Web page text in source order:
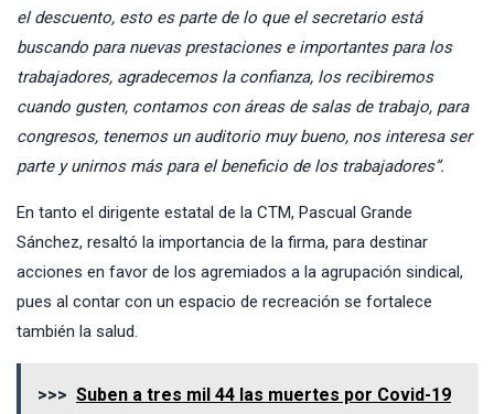
el descuento, esto es parte de lo que el secretario está
buscando para nuevas prestaciones e importantes para los
trabajadores, agradecemos la confianza, los recibiremos
cuando gusten, contamos con áreas de salas de trabajo, para
congresos, tenemos un auditorio muy bueno, nos interesa ser
parte y unirnos más para el beneficio de los trabajadores”.
En tanto el dirigente estatal de la CTM, Pascual Grande
Sánchez, resaltó la importancia de la firma, para destinar
acciones en favor de los agremiados a la agrupación sindical,
pues al contar con un espacio de recreación se fortalece
también la salud.
>>> Suben a tres mil 44 las muertes por Covid-19